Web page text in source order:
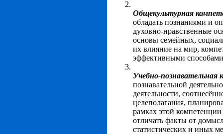
Общекультурная
обладать познаниями и
духовно-нравственные
основы семейных,
их влияние на мир,
эффективными
Учебно-познавательная
познавательной
деятельности,
целеполагания,
рамках этой
отличать факты от
статистических и иных